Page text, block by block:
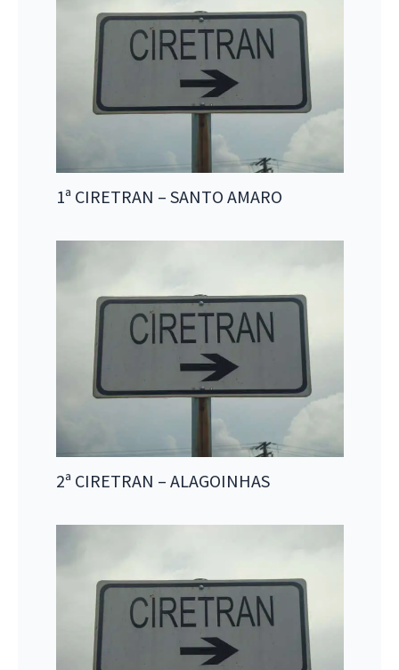
1ª CIRETRAN – SANTO AMARO
2ª CIRETRAN – ALAGOINHAS